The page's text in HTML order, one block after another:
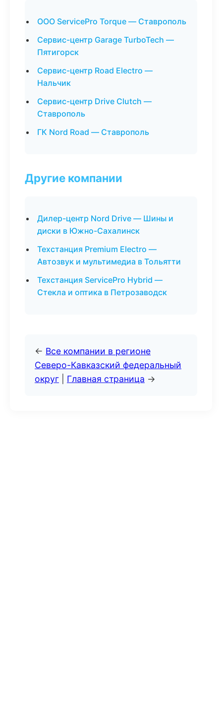
ООО ServicePro Torque — Ставрополь
Сервис-центр Garage TurboTech —
Пятигорск
Сервис-центр Road Electro —
Нальчик
Сервис-центр Drive Clutch —
Ставрополь
ГК Nord Road — Ставрополь
Другие компании
Дилер-центр Nord Drive — Шины и
диски в Южно-Сахалинск
Техстанция Premium Electro —
Автозвук и мультимедиа в Тольятти
Техстанция ServicePro Hybrid —
Стекла и оптика в Петрозаводск
← Все компании в регионе
Северо-Кавказский федеральный
округ
Главная страница →